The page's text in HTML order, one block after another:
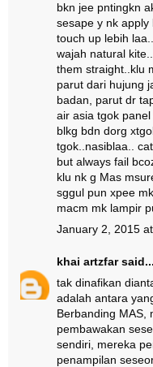
bkn jee pntingkn
sesape y nk apply
touch up lebih
wajah natural
them straight..klu
parut dari hujung
badan, parut dr
air asia tgok
blkg bdn dorg
tgok..nasiblaa..
but always fail
klu nk g Mas
sggul pun xpee
macm mk lampir
January 2, 2015
khai artzfarsaid...
tak dinafikan
adalah antara
Berbanding MAS,
pembawakan
sendiri, mereka
penampilan